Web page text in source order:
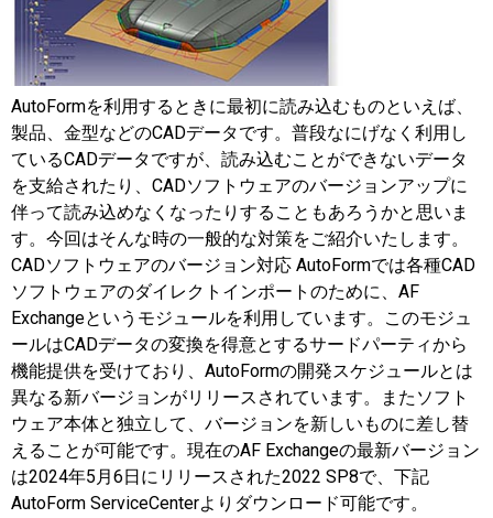
AutoFormを利用するときに最初に読み込むものといえば、
製品、金型などのCADデータです。普段なにげなく利用し
ているCADデータですが、読み込むことができないデータ
を支給されたり、CADソフトウェアのバージョンアップに
伴って読み込めなくなったりすることもあろうかと思いま
す。今回はそんな時の一般的な対策をご紹介いたします。
CADソフトウェアのバージョン対応 AutoFormでは各種CAD
ソフトウェアのダイレクトインポートのために、AF
Exchangeというモジュールを利用しています。このモジュ
ールはCADデータの変換を得意とするサードパーティから
機能提供を受けており、AutoFormの開発スケジュールとは
異なる新バージョンがリリースされています。またソフト
ウェア本体と独立して、バージョンを新しいものに差し替
えることが可能です。現在のAF Exchangeの最新バージョン
は2024年5月6日にリリースされた2022 SP8で、下記
AutoForm ServiceCenterよりダウンロード可能です。